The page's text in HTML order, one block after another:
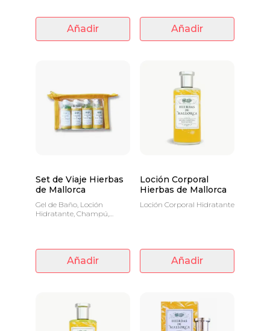
Añadir Añadir
Set de Viaje Hierbas
de Mallorca
Gel de Baño, Loción
Hidratante, Champú,
Añadir
Loción Corporal
Hierbas de Mallorca
Loción Corporal Hidratante
Añadir